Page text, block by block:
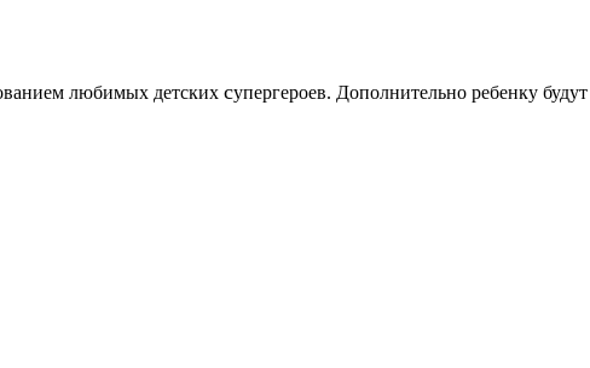
любимых детских cупергероев. Дополнительно ребенку